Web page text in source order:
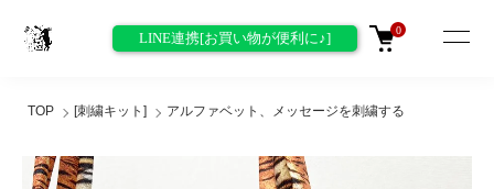
LINE連携[お買い物が便利に♪] 0
TOP [刺繍キット] アルファベット、メッセージを刺繍する